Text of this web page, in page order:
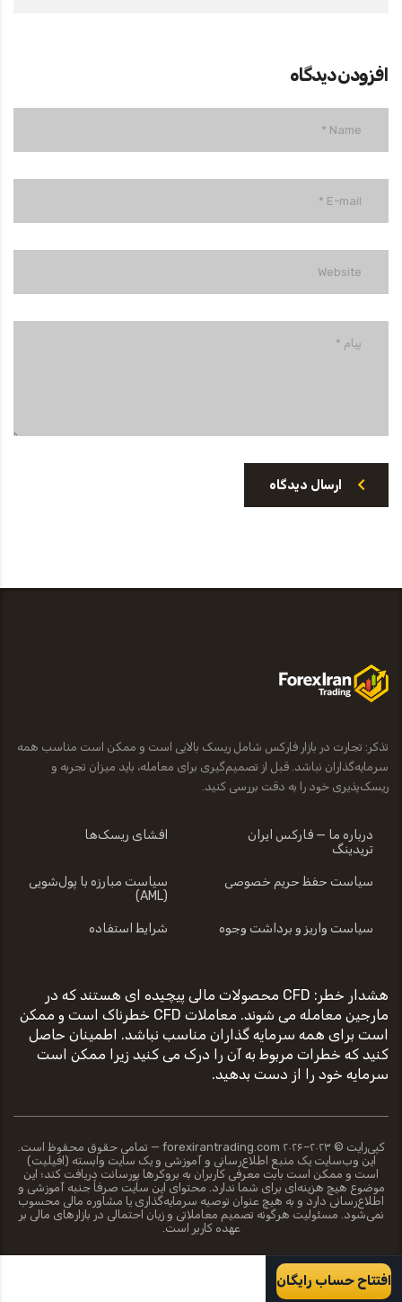
افزودن دیدگاه
ارسال دیدگاه
تذکر: تجارت در بازار فارکس شامل ریسک بالایی است و ممکن است مناسب همه
سرمایه‌گذاران نباشد. قبل از تصمیم‌گیری برای معامله، باید میزان تجربه و
ریسک‌پذیری خود را به دقت بررسی کنید.
درباره ما — فارکس ایران
تریدینگ
افشای ریسک‌ها
سیاست حفظ حریم خصوصی
سیاست مبارزه با پول‌شویی
(AML)
سیاست واریز و برداشت وجوه شرایط استفاده
هشدار خطر: CFD محصولات مالی پیچیده ای هستند که در
مارجین معامله می شوند. معاملات CFD خطرناک است و ممکن
است برای همه سرمایه گذاران مناسب نباشد. اطمینان حاصل
کنید که خطرات مربوط به آن را درک می کنید زیرا ممکن است
سرمایه خود را از دست بدهید.
کپی‌رایت © ۲۰۲۳–۲۰۲۶ forexirantrading.com — تمامی حقوق محفوظ است.
این وب‌سایت یک منبع اطلاع‌رسانی و آموزشی و یک سایت وابسته (افیلیت)
است و ممکن است بابت معرفی کاربران به بروکرها پورسانت دریافت کند؛ این
موضوع هیچ هزینه‌ای برای شما ندارد. محتوای این سایت صرفاً جنبه آموزشی و
اطلاع‌رسانی دارد و به هیچ عنوان توصیه سرمایه‌گذاری یا مشاوره مالی محسوب
نمی‌شود. مسئولیت هرگونه تصمیم معاملاتی و زیان احتمالی در بازارهای مالی بر
عهده کاربر است.
افتتاح حساب رایگان